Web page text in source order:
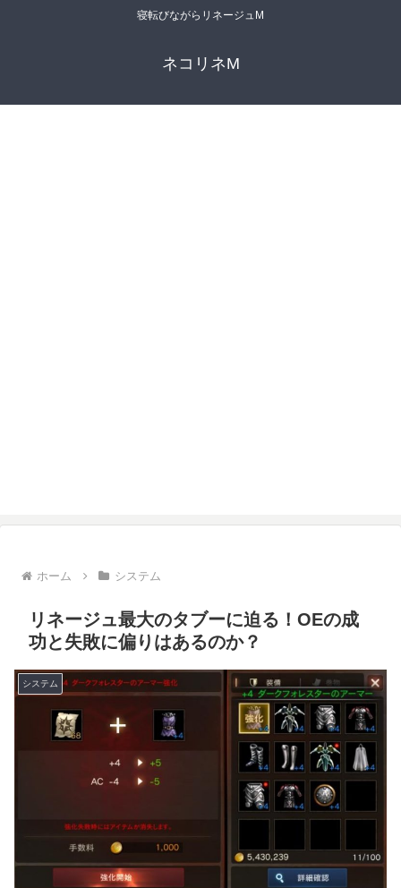
寝転びながらリネージュM
ネコリネM
ホーム システム
リネージュ最大のタブーに迫る！OEの成
功と失敗に偏りはあるのか？
システム